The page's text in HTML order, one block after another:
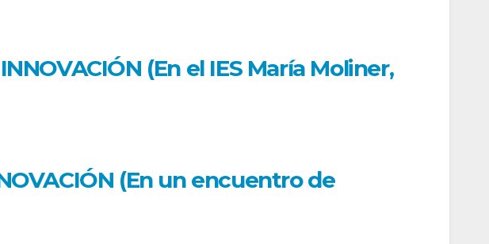
(En el IES María Moliner,
(En un encuentro de